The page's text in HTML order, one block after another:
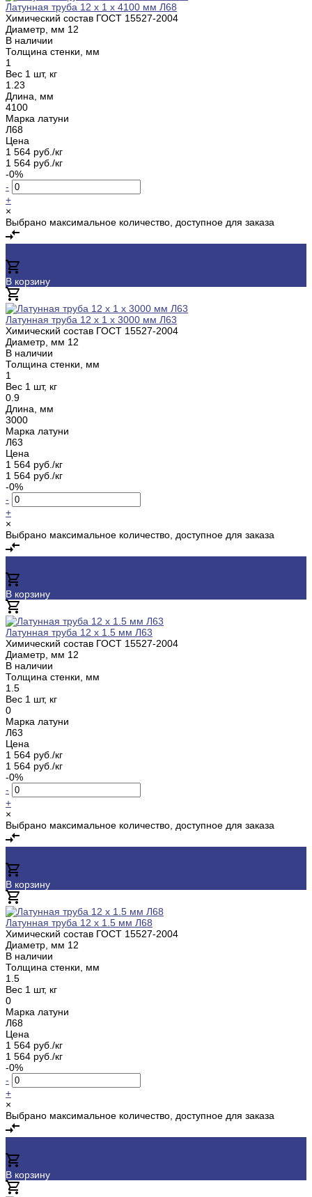
Латунная труба 12 х 1 х 4100 мм Л68
Химический состав ГОСТ 15527-2004
Диаметр, мм 12
В наличии
Толщина стенки, мм
1
Вес 1 шт, кг
1.23
Длина, мм
4100
Марка латуни
Л68
Цена
1 564 руб./кг
1 564 руб./кг
-0%
-
+
×
Выбрано максимальное количество, доступное для заказа
В корзину
Латунная труба 12 х 1 х 3000 мм Л63
Химический состав ГОСТ 15527-2004
Диаметр, мм 12
В наличии
Толщина стенки, мм
1
Вес 1 шт, кг
0.9
Длина, мм
3000
Марка латуни
Л63
Цена
1 564 руб./кг
1 564 руб./кг
-0%
-
+
×
Выбрано максимальное количество, доступное для заказа
В корзину
Латунная труба 12 х 1.5 мм Л63
Химический состав ГОСТ 15527-2004
Диаметр, мм 12
В наличии
Толщина стенки, мм
1.5
Вес 1 шт, кг
0
Марка латуни
Л63
Цена
1 564 руб./кг
1 564 руб./кг
-0%
-
+
×
Выбрано максимальное количество, доступное для заказа
В корзину
Латунная труба 12 х 1.5 мм Л68
Химический состав ГОСТ 15527-2004
Диаметр, мм 12
В наличии
Толщина стенки, мм
1.5
Вес 1 шт, кг
0
Марка латуни
Л68
Цена
1 564 руб./кг
1 564 руб./кг
-0%
-
+
×
Выбрано максимальное количество, доступное для заказа
В корзину